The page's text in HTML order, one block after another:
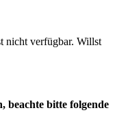
nicht verfügbar. Willst
beachte bitte folgende